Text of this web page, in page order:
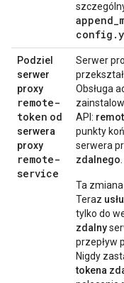
Podziel
serwer
proxy
remote-
token od
serwera
proxy
remote-
service
Serwer
Obsługa
API:
punkty
serwera
zdalnego
Ta
Teraz
tylko do
zdalny
przepływ
Nigdy
tokena